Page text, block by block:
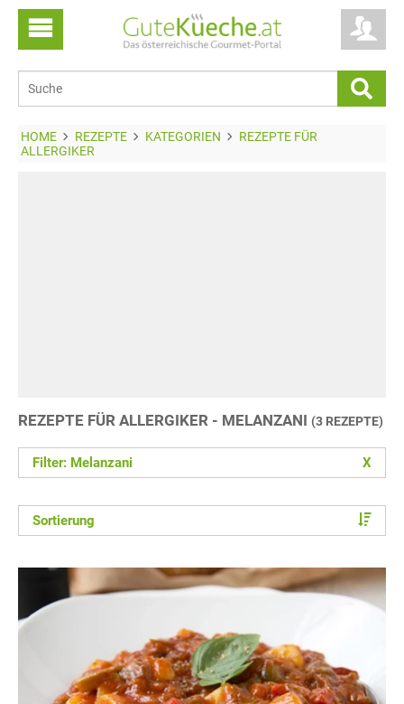
HOME REZEPTE KATEGORIEN
REZEPTE FÜR
ALLERGIKER
REZEPTE FÜR ALLERGIKER - MELANZANI (3 REZEPTE)
Filter: Melanzani X
Sortierung